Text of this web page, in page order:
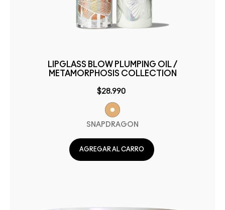
LIPGLASS BLOW PLUMPING OIL /
METAMORPHOSIS COLLECTION
$28.990
SNAPDRAGON
AGREGAR AL CARRO